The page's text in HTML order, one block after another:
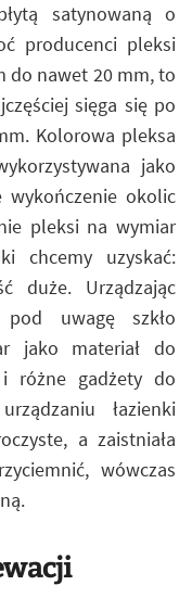
satynowaną o
producenci pleksi
do nawet 20 mm, to
sięga się po
Kolorowa pleksa
jako
wykończenie okolic
pleksi na wymiar
chcemy uzyskać:
duże. Urządzając
uwagę szkło
jako materiał do
różne gadżety do
łazienki
a zaistniała
wówczas